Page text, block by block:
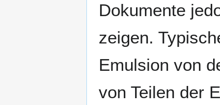
Dokumente
zeigen.
Emulsion von
von Teilen der